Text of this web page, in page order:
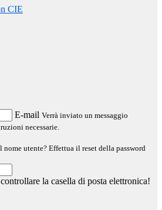
CIE
E-mail Verrà inviato un messaggio
necessarie.
nome utente? Effettua il reset della password
la casella di posta elettronica!